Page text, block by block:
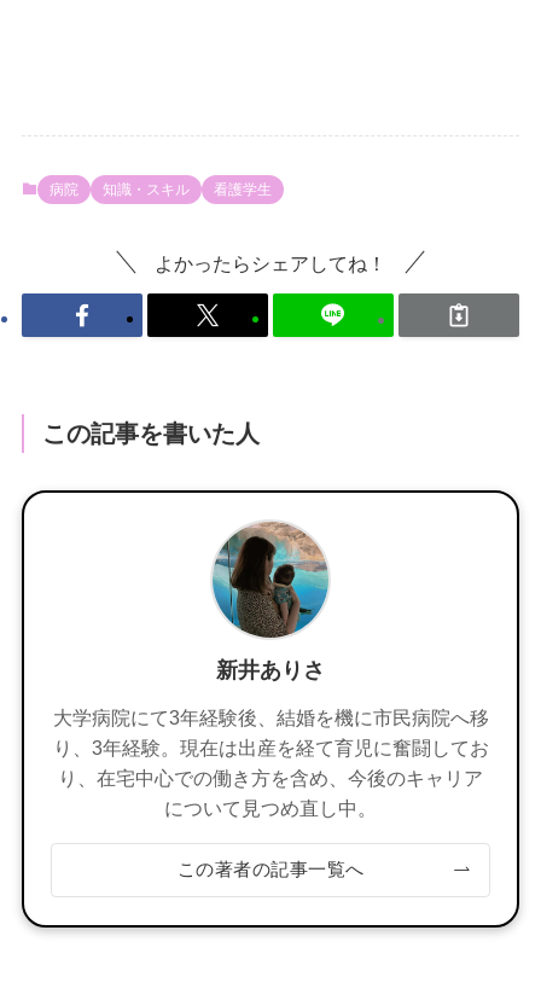
病院 知識・スキル 看護学生
よかったらシェアしてね！
この記事を書いた人
新井ありさ
大学病院にて3年経験後、結婚を機に市民病院へ移
り、3年経験。現在は出産を経て育児に奮闘してお
り、在宅中心での働き方を含め、今後のキャリア
について見つめ直し中。
この著者の記事一覧へ